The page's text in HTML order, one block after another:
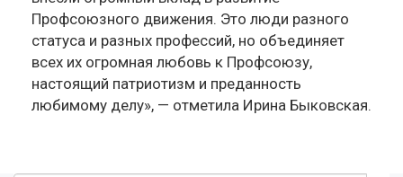
Профсоюзного движения. Это люди разного
статуса и разных профессий, но объединяет
всех их огромная любовь к Профсоюзу,
настоящий патриотизм и преданность
любимому делу», — отметила Ирина Быковская.